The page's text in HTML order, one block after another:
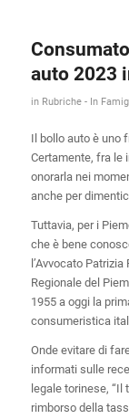
auto 2023
in Rubriche - In
Il bollo auto è uno
Certamente, fra le
onorarla nei
anche per
Tuttavia, per i
che è bene
l’Avvocato
Regionale del
1955 a oggi la
consumeristica
Onde evitare di
informati sulle
legale torinese, “Il
rimborso della